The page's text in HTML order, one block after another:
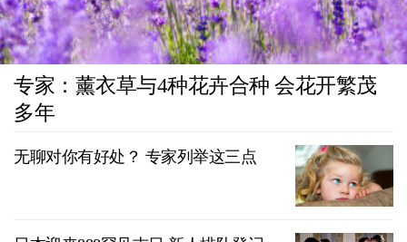
专家：薰衣草与4种花卉合种 会花开繁茂
多年
无聊对你有好处？ 专家列举这三点